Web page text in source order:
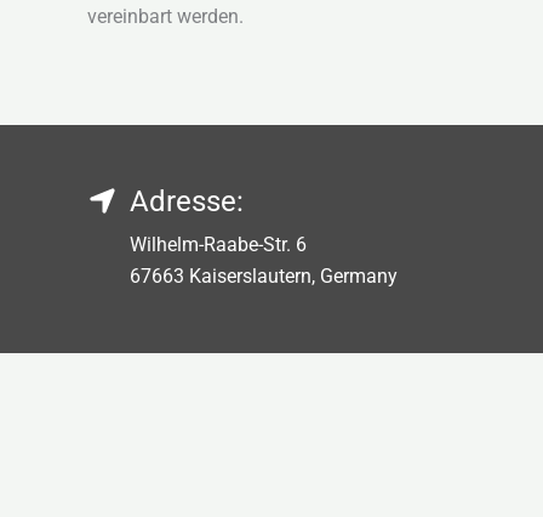
vereinbart werden.
Adresse:
Wilhelm-Raabe-Str. 6
67663 Kaiserslautern, Germany